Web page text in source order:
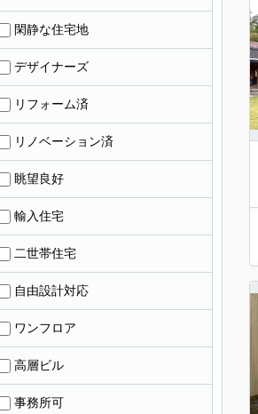
閑静な住宅地
デザイナーズ
リフォーム済
リノベーション済
眺望良好
輸入住宅
二世帯住宅
自由設計対応
ワンフロア
高層ビル
事務所可